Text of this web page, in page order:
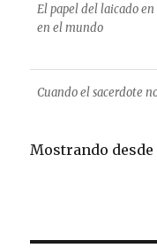
El papel del laicado
en el mundo
Cuando el sacerdote
Mostrando